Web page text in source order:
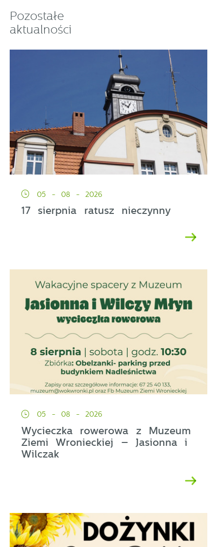
Pozostałe
aktualności
05 - 08 - 2026
17 sierpnia ratusz nieczynny
05 - 08 - 2026
Wycieczka rowerowa z Muzeum
Ziemi Wronieckiej – Jasionna i
Wilczak
mogą pojawić się na stronach podmiotów trzecich
lub firm będących naszymi partnerami oraz innych
pośredników prezentujących nasze treści w postaci
wiadomości, ofert, komunikatów mediów